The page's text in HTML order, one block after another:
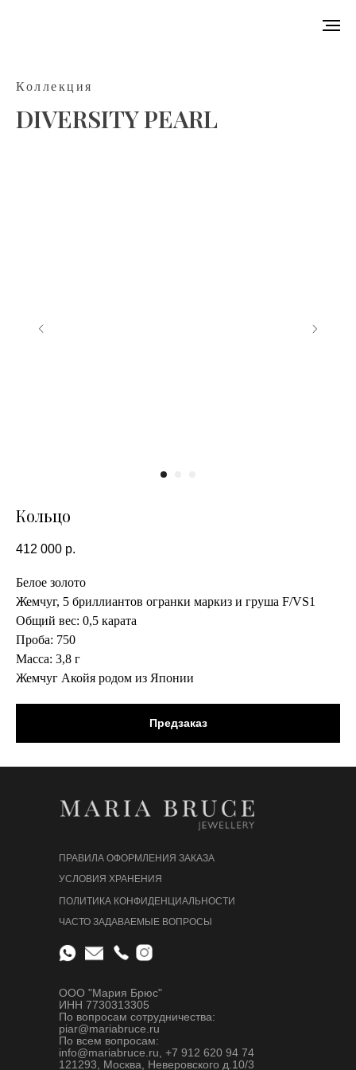
Коллекция
DIVERSITY PEARL
Кольцо
412 000 р.
Белое золото
Жемчуг, 5 бриллиантов огранки маркиз и груша F/VS1
Общий вес: 0,5 карата
Проба: 750
Масса: 3,8 г
Жемчуг Акойя родом из Японии
Предзаказ
ПРАВИЛА ОФОРМЛЕНИЯ ЗАКАЗА
УСЛОВИЯ ХРАНЕНИЯ
ПОЛИТИКА КОНФИДЕНЦИАЛЬНОСТИ
ЧАСТО ЗАДАВАЕМЫЕ ВОПРОСЫ
ООО "Мария Брюс"
ИНН 7730313305
По вопросам сотрудничества:
piar@mariabruce.ru
По всем вопросам:
info@mariabruce.ru, +7 912 620 94 74
121293, Москва, Неверовского д.10/3